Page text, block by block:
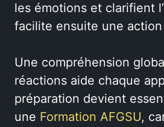
les émotions et clarifient
facilite ensuite une
Une compréhension
réactions aide chaque
préparation devient
une Formation AFGSU,